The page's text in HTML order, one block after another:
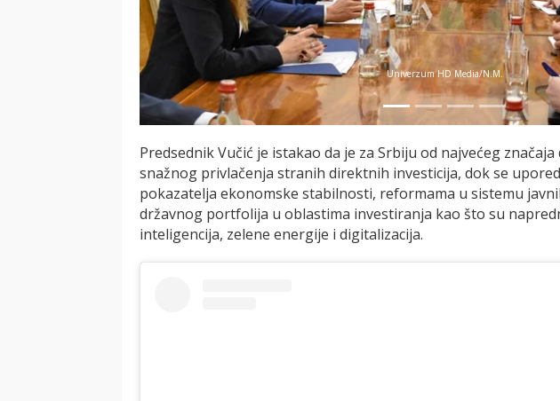
Univerzum HD Media/N.M.
Predsednik Vučić je istakao da je za Srbiju od najvećeg
snažnog privlačenja stranih direktnih investicija, dok se
pokazatelja ekonomske stabilnosti, reformama u sistemu
državnog portfolija u oblastima investiranja kao što su
inteligencija, zelene energije i digitalizacija.